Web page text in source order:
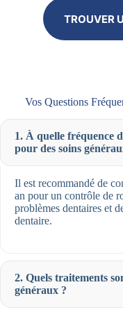
TROUVER
Vos Questions
1. À quelle fréquence
pour des soins
Il est recommandé de
an pour un contrôle de
problèmes dentaires et
dentaire.
2. Quels traitements
généraux ?